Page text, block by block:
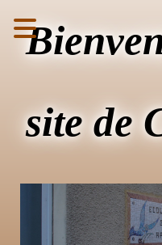
site de